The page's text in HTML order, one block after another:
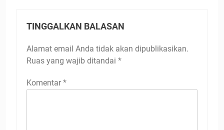
TINGGALKAN BALASAN
Alamat email Anda tidak akan dipublikasikan.
Ruas yang wajib ditandai *
Komentar *